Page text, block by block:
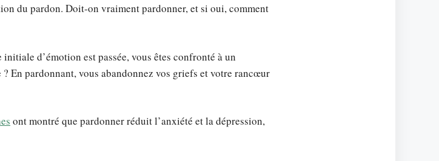
du pardon. Doit-on vraiment pardonner, et si oui, comment
d’émotion est passée, vous êtes confronté à un
En pardonnant, vous abandonnez vos griefs et votre rancœur
ont montré que pardonner réduit l’anxiété et la dépression,